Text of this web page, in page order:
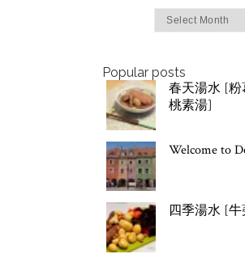
Popular posts
春天湯水 [
桃素湯]
Welcome to
四季湯水 [